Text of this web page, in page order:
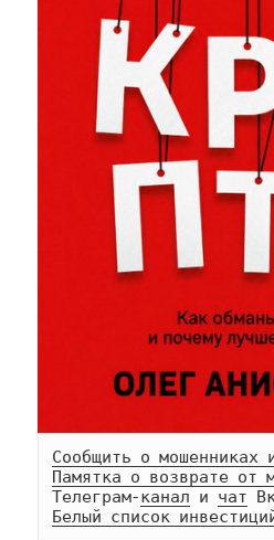
Сообщить о мошенниках
Памятка о возврате от
Телеграм-канал и чат
Белый список